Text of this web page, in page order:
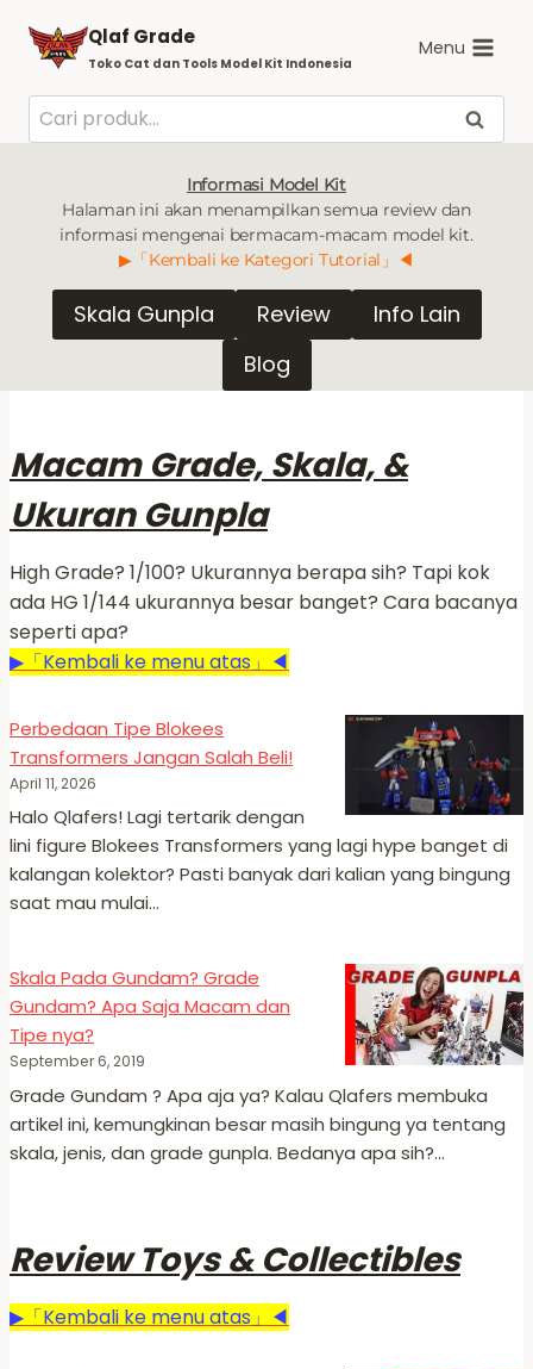
content
Qlaf Grade
Toko Cat dan Tools Model Kit Indonesia
Menu
Pencarian
untuk:
Cari
Informasi Model Kit
Halaman ini akan menampilkan semua review dan
informasi mengenai bermacam-macam model kit.
▶「Kembali ke Kategori Tutorial」◀
Skala Gunpla Review
Info Lain
Blog
Macam Grade, Skala, &
Ukuran Gunpla
High Grade? 1/100? Ukurannya berapa sih? Tapi kok
ada HG 1/144 ukurannya besar banget? Cara bacanya
seperti apa?
▶「Kembali ke menu atas」◀
Perbedaan Tipe Blokees
Transformers Jangan Salah Beli!
April 11, 2026
Halo Qlafers! Lagi tertarik dengan
lini figure Blokees Transformers yang lagi hype banget di
kalangan kolektor? Pasti banyak dari kalian yang bingung
saat mau mulai…
Skala Pada Gundam? Grade
Gundam? Apa Saja Macam dan
Tipe nya?
September 6, 2019
Grade Gundam ? Apa aja ya? Kalau Qlafers membuka
artikel ini, kemungkinan besar masih bingung ya tentang
skala, jenis, dan grade gunpla. Bedanya apa sih?…
Review Toys & Collectibles
▶「Kembali ke menu atas」◀